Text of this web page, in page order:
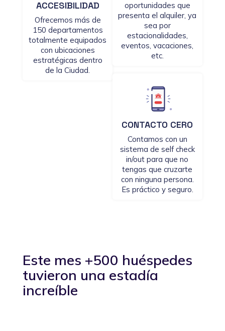
ACCESIBILIDAD
Ofrecemos más de
150 departamentos
totalmente equipados
con ubicaciones
estratégicas dentro
de la Ciudad.
oportunidades que
presenta el alquiler, ya
sea por
estacionalidades,
eventos, vacaciones,
etc.
CONTACTO CERO
Contamos con un
sistema de self check
in/out para que no
tengas que cruzarte
con ninguna persona.
Es práctico y seguro.
Este mes +500 huéspedes
tuvieron una estadía
increíble